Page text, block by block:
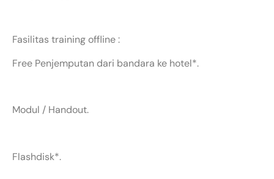
Fasilitas training offline :
Free Penjemputan dari bandara ke hotel*.
Modul / Handout.
Flashdisk*.